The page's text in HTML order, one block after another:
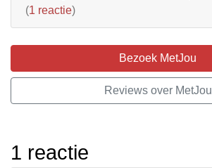
(1 reactie)
Bezoek MetJou
Reviews over MetJou
1 reactie